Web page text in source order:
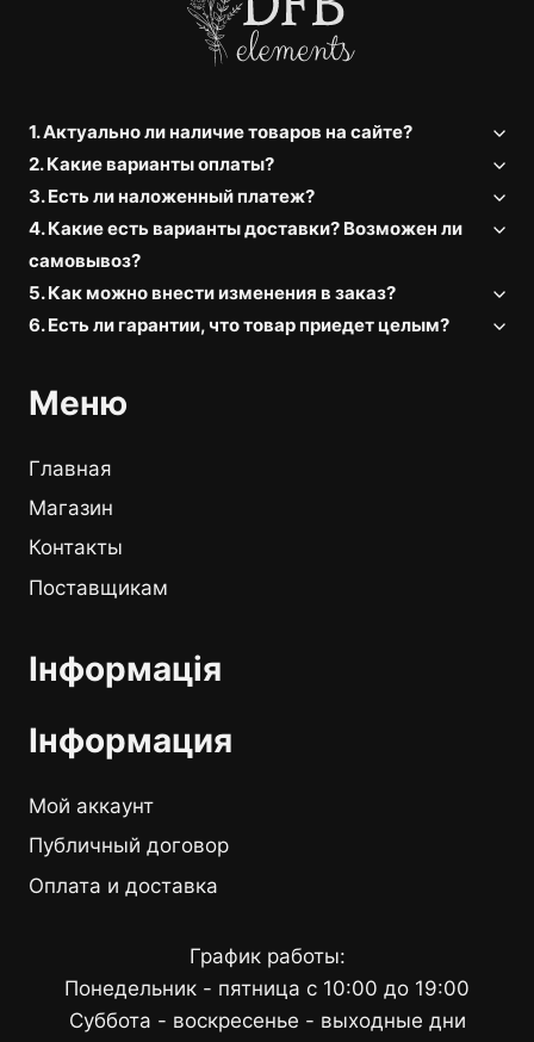
1. Актуально ли наличие товаров на сайте?
2. Какие варианты оплаты?
3. Есть ли наложенный платеж?
4. Какие есть варианты доставки? Возможен ли
самовывоз?
5. Как можно внести изменения в заказ?
6. Есть ли гарантии, что товар приедет целым?
Меню
Главная
Магазин
Контакты
Поставщикам
Інформація
Інформация
Мой аккаунт
Публичный договор
Оплата и доставка
График работы:
Понедельник - пятница с 10:00 до 19:00
Суббота - воскресенье - выходные дни